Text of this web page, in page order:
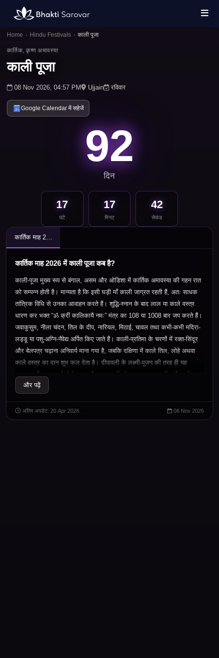
Home › Hindu Festivals › काली पूजा
कार्तिक, कृष्ण अमावस्या
काली पूजा
08 Nov 2026, 04:57 PM Ujjain रविवार
Google Calendar में सहेजें
92
दिन
17
घंटे
17
मिनट
42
सेकंड
कार्तिक माह 2026 में काली पूजा कब है?
कार्तिक माह 2026 में काली पूजा कब है?
काली-पूजा मुख्य रूप से बंगाल असम और ओडिशा में कार्तिक अमावस्या की गहन रात
को सम्पन्न होती है। मान्यता है कि इसी घड़ी माँ काली जाग्रत रहती हैं, अतः साधक
तांत्रिक विधि से उनका आवाहन करते हैं। शुद्धि-स्नान के बाद लाल या काले वस्त्र
धारण कर भक्त “ॐ क्रीं कालिकायै नमः” मंत्र का 108 या 1008 बार जप करते हैं।
जवाकुसुम ,नीला चंदन,तिल के दीप,नारियल ,मिठाई,चावल तथा कभी-कभी मदिरा-
लड्डू या पशु-अग्नि-नैवेद्य अर्पित किए जाते हैं। काली-प्रतिमा के चरणों में रक्त-सिंदूर
और बेलपत्र चढ़ाना अनिवार्य माना गया है,जबकि दक्षिणा में काले तिल ,लोहे अथवा
काले वस्त्र का दान शुभ फल देता है। दीपावली के लक्ष्मी-पूजन की तरह ही यह
अनुष्ठान भी दुष्ट-ऊर्जाओं के नाश और धन-समृद्धि के आवाहन का प्रतीक है। लोक-
मान्यता है कि माँ काली भय
आत्मबल का दृढ़ संकल्प लेते हैं।
और पढ़ें
अंतिम अपडेट: 20 Apr 2026 08 Nov 2026